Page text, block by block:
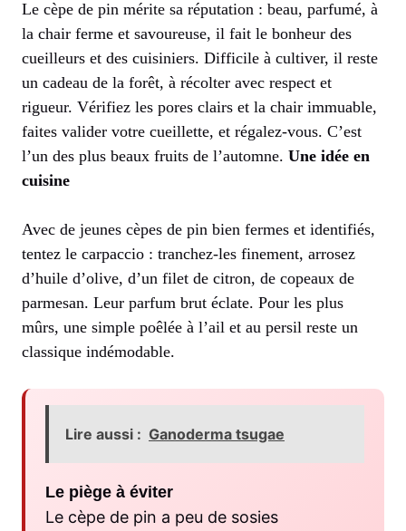
Le cèpe de pin mérite sa réputation : beau, parfumé, à
la chair ferme et savoureuse, il fait le bonheur des
cueilleurs et des cuisiniers. Difficile à cultiver, il reste
un cadeau de la forêt, à récolter avec respect et
rigueur. Vérifiez les pores clairs et la chair immuable,
faites valider votre cueillette, et régalez-vous. C’est
l’un des plus beaux fruits de l’automne. Une idée en
cuisine
Avec de jeunes cèpes de pin bien fermes et identifiés,
tentez le carpaccio : tranchez-les finement, arrosez
d’huile d’olive, d’un filet de citron, de copeaux de
parmesan. Leur parfum brut éclate. Pour les plus
mûrs, une simple poêlée à l’ail et au persil reste un
classique indémodable.
Lire aussi : Ganoderma tsugae
Le piège à éviter
Le cèpe de pin a peu de sosies